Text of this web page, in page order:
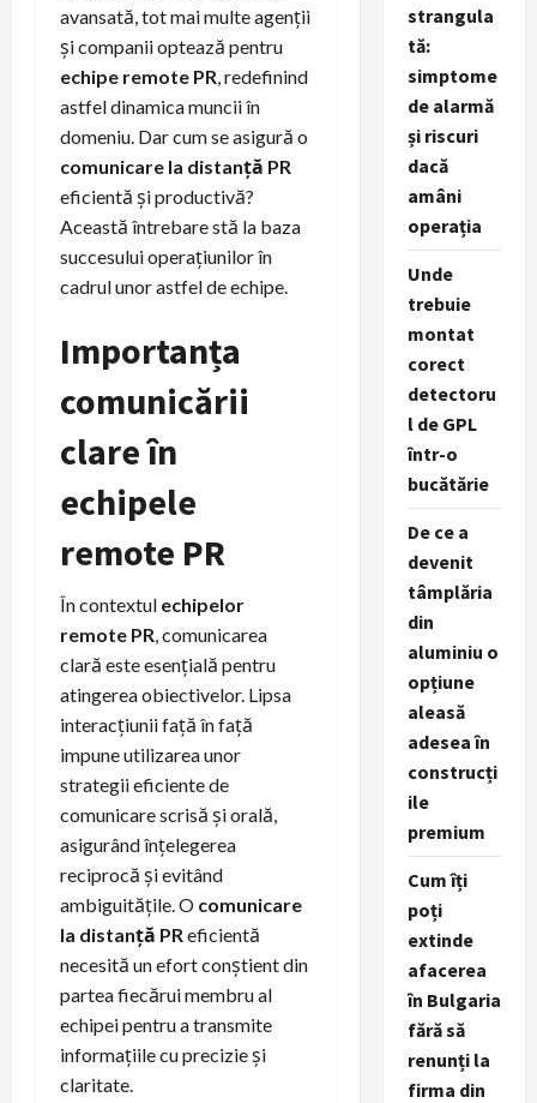
avansată, tot mai multe agenții
și companii optează pentru
echipe remote PR, redefinind
astfel dinamica muncii în
domeniu. Dar cum se asigură o
comunicare la distanță PR
eficientă și productivă?
Această întrebare stă la baza
succesului operațiunilor în
cadrul unor astfel de echipe.
Importanța
comunicării
clare în
echipele
remote PR
În contextul echipelor
remote PR, comunicarea
clară este esențială pentru
atingerea obiectivelor. Lipsa
interacțiunii față în față
impune utilizarea unor
strategii eficiente de
comunicare scrisă și orală,
asigurând înțelegerea
reciprocă și evitând
ambiguitățile. O comunicare
la distanță PReficientă
necesită un efort conștient din
partea fiecărui membru al
echipei pentru a transmite
informațiile cu precizie și
claritate.
strangula
tă:
simptome
de alarmă
și riscuri
dacă
amâni
operația
Unde
trebuie
montat
corect
detectoru
l de GPL
într-o
bucătărie
De ce a
devenit
tâmplăria
din
aluminiu o
opțiune
aleasă
adesea în
construcți
ile
premium
Cum îți
poți
extinde
afacerea
în Bulgaria
fără să
renunți la
firma din